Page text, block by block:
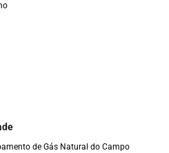
de Gás Natural do Campo